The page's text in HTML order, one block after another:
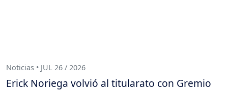
Noticias • JUL 26 / 2026
Erick Noriega volvió al titularato con Gremio